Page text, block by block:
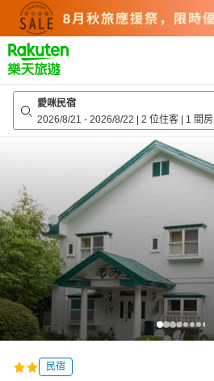
top
page
愛咪民宿
2026/8/21 - 2026/8/22 | 2 位住客 | 1 間房
民宿